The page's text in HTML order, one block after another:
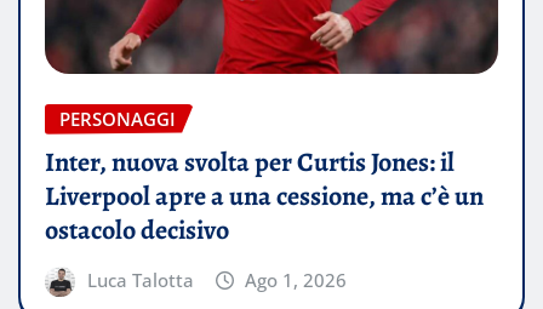
PERSONAGGI
Inter, nuova svolta per Curtis Jones: il
Liverpool apre a una cessione, ma c’è un
ostacolo decisivo
Luca Talotta Ago 1, 2026